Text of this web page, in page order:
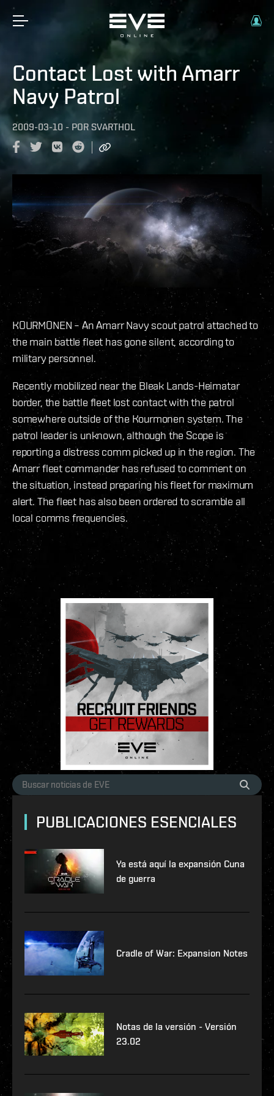
Contact Lost with Amarr
Navy Patrol
2009-03-10 - POR SVARTHOL
KOURMONEN – An Amarr Navy scout patrol attached to
the main battle fleet has gone silent, according to
military personnel.
Recently mobilized near the Bleak Lands-Heimatar
border, the battle fleet lost contact with the patrol
somewhere outside of the Kourmonen system. The
patrol leader is unknown, although the Scope is
reporting a distress comm picked up in the region. The
Amarr fleet commander has refused to comment on
the situation, instead preparing his fleet for maximum
alert. The fleet has also been ordered to scramble all
local comms frequencies.
PUBLICACIONES ESENCIALES
Ya está aquí la expansión Cuna
de guerra
Cradle of War: Expansion Notes
Notas de la versión - Versión
23.02